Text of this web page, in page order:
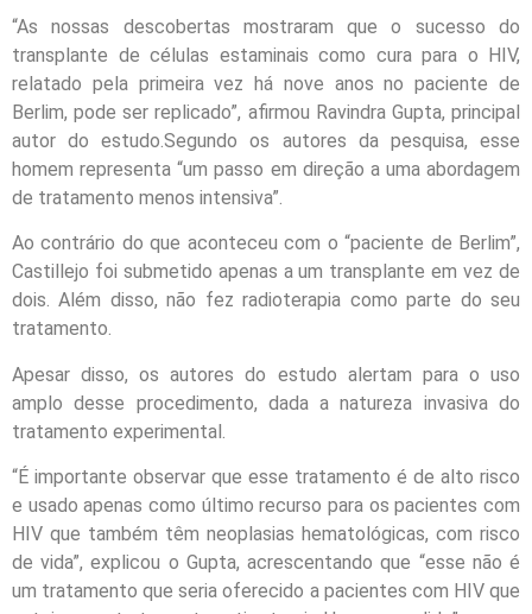
“As nossas descobertas mostraram que o sucesso do
transplante de células estaminais como cura para o HIV,
relatado pela primeira vez há nove anos no paciente de
Berlim, pode ser replicado”, afirmou Ravindra Gupta, principal
autor do estudo.Segundo os autores da pesquisa, esse
homem representa “um passo em direção a uma abordagem
de tratamento menos intensiva”.
Ao contrário do que aconteceu com o “paciente de Berlim”,
Castillejo foi submetido apenas a um transplante em vez de
dois. Além disso, não fez radioterapia como parte do seu
tratamento.
Apesar disso, os autores do estudo alertam para o uso
amplo desse procedimento, dada a natureza invasiva do
tratamento experimental.
“É importante observar que esse tratamento é de alto risco
e usado apenas como último recurso para os pacientes com
HIV que também têm neoplasias hematológicas, com risco
de vida”, explicou o Gupta, acrescentando que “esse não é
um tratamento que seria oferecido a pacientes com HIV que